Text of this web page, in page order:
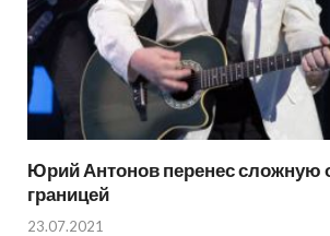
Юрий Антонов перенес сложную
границей
23.07.2021